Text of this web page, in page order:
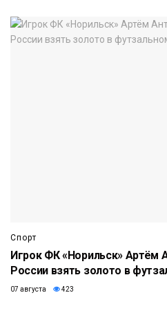
Спорт
Игрок ФК «Норильск» Артём
России взять золото в
07 августа 423